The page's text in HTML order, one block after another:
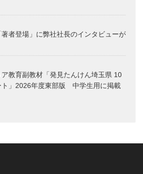
者登場」に弊社社長のインタビューが
教育副教材「発見たんけん埼玉県 10
ト」2026年度東部版 中学生用に掲載